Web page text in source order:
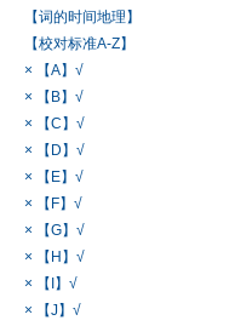
【词的时间地理】
【校对标准A-Z】
× 【A】√
× 【B】√
× 【C】√
× 【D】√
× 【E】√
× 【F】√
× 【G】√
× 【H】√
× 【I】√
× 【J】√